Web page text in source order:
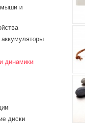
мыши и
динамики
диски